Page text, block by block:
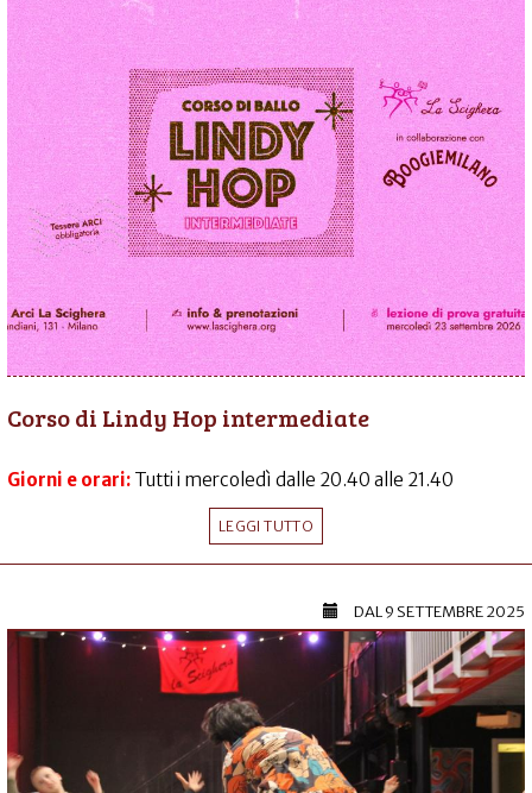
Corso di Lindy Hop intermediate
Giorni e orari: Tutti i mercoledì dalle 20.40 alle 21.40
LEGGI TUTTO
DAL9 SETTEMBRE 2025